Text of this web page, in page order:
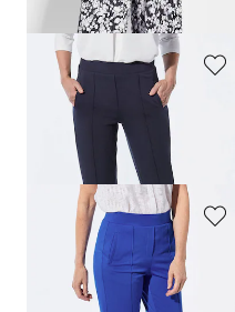
GOLDNER
219,00 CHF
+ 4
GOLDNER
219,00 CHF